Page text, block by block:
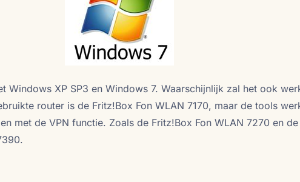
Windows XP SP3 en Windows 7. Waarschijnlijk zal het ook
router is de Fritz!Box Fon WLAN 7170, maar de tools
met de VPN functie. Zoals de Fritz!Box Fon WLAN 7270 en de